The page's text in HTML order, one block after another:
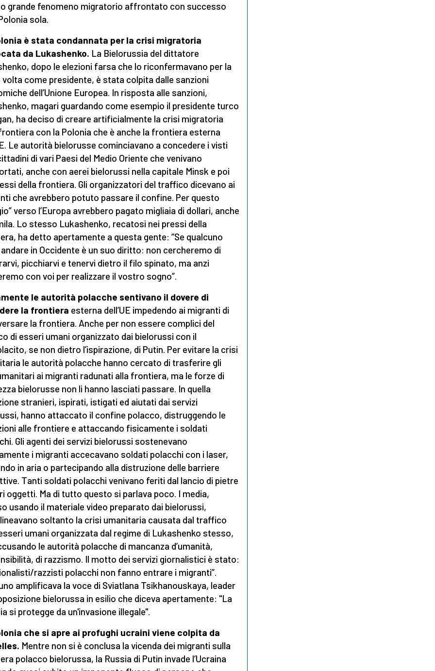
grande fenomeno migratorio affrontato con successo
sola.
è stata condannata per la crisi migratoria
da Lukashenko. La Bielorussia del dittatore
dopo le elezioni farsa che lo riconfermavano per la
come presidente, è stata colpita dalle sanzioni
dell’Unione Europea. In risposta alle sanzioni,
magari guardando come esempio il presidente turco
ha deciso di creare artificialmente la crisi migratoria
con la Polonia che è anche la frontiera esterna
Le autorità bielorusse cominciavano a concedere i visti
di vari Paesi del Medio Oriente che venivano
anche con aerei bielorussi nella capitale Minsk e poi
della frontiera. Gli organizzatori del traffico dicevano ai
che avrebbero potuto passare il confine. Per questo
verso l’Europa avrebbero pagato migliaia di dollari, anche
Lo stesso Lukashenko, recatosi nei pressi della
ha detto apertamente a questa gente: “Se qualcuno
in Occidente è un suo diritto: non cercheremo di
picchiarvi e tenervi dietro il filo spinato, ma anzi
con voi per realizzare il vostro sogno”.
le autorità polacche sentivano il dovere di
la frontiera esterna dell’UE impedendo ai migranti di
la frontiera. Anche per non essere complici del
di esseri umani organizzato dai bielorussi con il
se non dietro l’ispirazione, di Putin. Per evitare la crisi
le autorità polacche hanno cercato di trasferire gli
ai migranti radunati alla frontiera, ma le forze di
bielorusse non li hanno lasciati passare. In quella
stranieri, ispirati, istigati ed aiutati dai servizi
hanno attaccato il confine polacco, distruggendo le
alle frontiere e attaccando fisicamente i soldati
Gli agenti dei servizi bielorussi sostenevano
i migranti accecavano soldati polacchi con i laser,
in aria o partecipando alla distruzione delle barriere
Tanti soldati polacchi venivano feriti dal lancio di pietre
oggetti. Ma di tutto questo si parlava poco. I media,
usando il materiale video preparato dai bielorussi,
soltanto la crisi umanitaria causata dal traffico
umani organizzata dal regime di Lukashenko stesso,
le autorità polacche di mancanza d’umanità,
di razzismo. Il motto dei servizi giornalistici è stato:
razzisti polacchi non fanno entrare i migranti”.
amplificava la voce di Sviatlana Tsikhanouskaya, leader
bielorussa in esilio che diceva apertamente: "La
si protegge da un'invasione illegale".
che si apre ai profughi ucraini viene colpita da
Mentre non si è conclusa la vicenda dei migranti sulla
polacco bielorussa, la Russia di Putin invade l’Ucraina